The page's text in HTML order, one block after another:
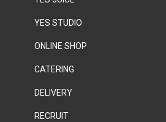
YES STUDIO
ONLINE SHOP
CATERING
DELIVERY
RECRUIT